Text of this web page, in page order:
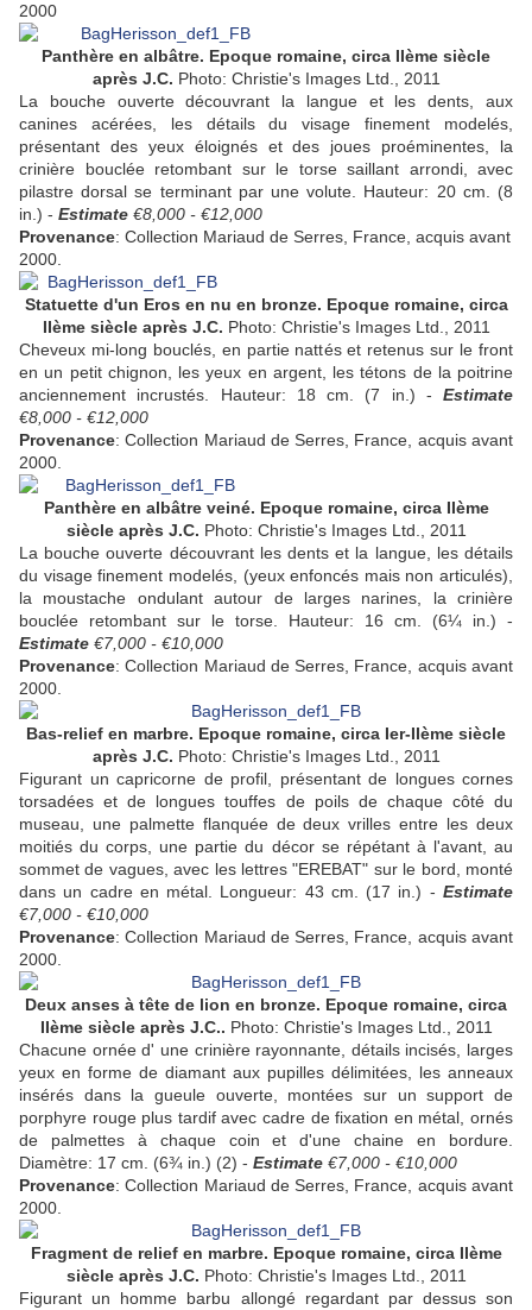
2000
Panthère en albâtre. Epoque romaine, circa IIème siècle
après J.C. Photo: Christie's Images Ltd., 2011
La bouche ouverte découvrant la langue et les dents, aux
canines acérées, les détails du visage finement modelés,
présentant des yeux éloignés et des joues proéminentes, la
crinière bouclée retombant sur le torse saillant arrondi, avec
pilastre dorsal se terminant par une volute. Hauteur: 20 cm. (8
in.) - Estimate €8,000 - €12,000
Provenance: Collection Mariaud de Serres, France, acquis avant
2000.
Statuette d'un Eros en nu en bronze. Epoque romaine, circa
IIème siècle après J.C. Photo: Christie's Images Ltd., 2011
Cheveux mi-long bouclés, en partie nattés et retenus sur le front
en un petit chignon, les yeux en argent, les tétons de la poitrine
anciennement incrustés. Hauteur: 18 cm. (7 in.) - Estimate
€8,000 - €12,000
Provenance: Collection Mariaud de Serres, France, acquis avant
2000.
Panthère en albâtre veiné. Epoque romaine, circa IIème
siècle après J.C. Photo: Christie's Images Ltd., 2011
La bouche ouverte découvrant les dents et la langue, les détails
du visage finement modelés, (yeux enfoncés mais non articulés),
la moustache ondulant autour de larges narines, la crinière
bouclée retombant sur le torse. Hauteur: 16 cm. (6¼ in.) -
Estimate €7,000 - €10,000
Provenance: Collection Mariaud de Serres, France, acquis avant
2000.
Bas-relief en marbre. Epoque romaine, circa Ier-IIème siècle
après J.C. Photo: Christie's Images Ltd., 2011
Figurant un capricorne de profil, présentant de longues cornes
torsadées et de longues touffes de poils de chaque côté du
museau, une palmette flanquée de deux vrilles entre les deux
moitiés du corps, une partie du décor se répétant à l'avant, au
sommet de vagues, avec les lettres "EREBAT" sur le bord, monté
dans un cadre en métal. Longueur: 43 cm. (17 in.) - Estimate
€7,000 - €10,000
Provenance: Collection Mariaud de Serres, France, acquis avant
2000.
Deux anses à tête de lion en bronze. Epoque romaine, circa
IIème siècle après J.C.. Photo: Christie's Images Ltd., 2011
Chacune ornée d' une crinière rayonnante, détails incisés, larges
yeux en forme de diamant aux pupilles délimitées, les anneaux
insérés dans la gueule ouverte, montées sur un support de
porphyre rouge plus tardif avec cadre de fixation en métal, ornés
de palmettes à chaque coin et d'une chaine en bordure.
Diamètre: 17 cm. (6¾ in.) (2) - Estimate €7,000 - €10,000
Provenance: Collection Mariaud de Serres, France, acquis avant
2000.
Fragment de relief en marbre. Epoque romaine, circa IIème
siècle après J.C. Photo: Christie's Images Ltd., 2011
Figurant un homme barbu allongé regardant par dessus son